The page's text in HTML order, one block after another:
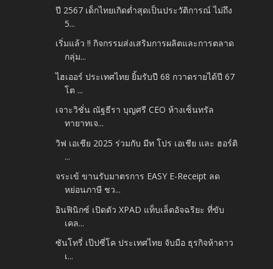
ปี 2567 เด็กไทยเกิดต่ำสุดเป็นประวัติการณ์ ไม่ถึง
5...
เริ่มแล้ว !! กิจกรรมส่งเสริมการผลิตและการตลาด
กลุ่ม...
ไฮเออร์ ประเทศไทย ยิ้มรับปี 68 กวาดรายได้ปี 67
โต ...
เจาะวิชั่น ณัฐธีรา บุญศรี CEO ห้างเซ็นทรัล
ทายาทเจ...
วิฟ เอเชีย 2025 ร่วมกับ มีท โปร เอเชีย และ ฮอร์ติ
...
จระเข้ ขานรับมาตรการ EASY E-Receipt ลด
หย่อนภาษี ชว...
อินฟินิกซ์ เปิดตัว XPAD แท็บเล็ตอัจฉริยะ ที่ขับ
เคล...
ซันโทรี่ เป๊ปซี่โค ประเทศไทย จับมือ ธุรกิจห้าดาว
เ...